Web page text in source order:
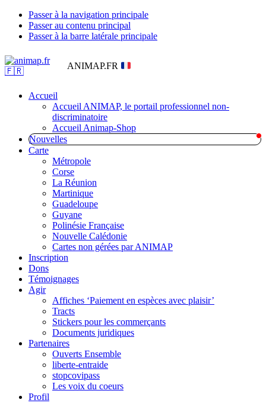
Passer à la navigation principale
Passer au contenu principal
Passer à la barre latérale principale
ANIMAP.FR
Accueil
Accueil ANIMAP, le portail professionnel non-
discriminatoire
Accueil Animap-Shop
Nouvelles
Carte
Métropole
Corse
La Réunion
Martinique
Guadeloupe
Guyane
Polinésie Française
Nouvelle Calédonie
Cartes non gérées par ANIMAP
Inscription
Dons
Témoignages
Agir
Affiches ‘Paiement en espèces avec plaisir’
Tracts
Stickers pour les commerçants
Documents juridiques
Partenaires
Ouverts Ensemble
liberte-entraide
stopcovipass
Les voix du coeurs
Profil